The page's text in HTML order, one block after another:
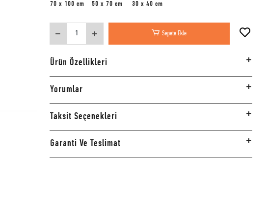
70 x 100 cm 50 x 70 cm 30 x 40 cm
Sepete Ekle
Ürün Özellikleri
Yorumlar
Taksit Seçenekleri
Garanti Ve Teslimat